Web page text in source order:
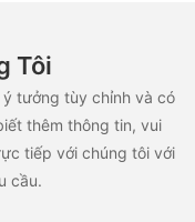
Tôi
tưởng tùy chỉnh và có
thêm thông tin, vui
tiếp với chúng tôi với
cầu.